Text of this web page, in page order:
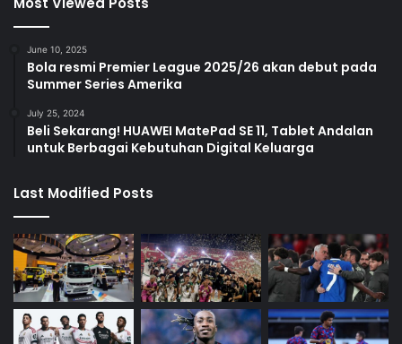
June 10, 2025
Bola resmi Premier League 2025/26 akan debut pada
Summer Series Amerika
July 25, 2024
Beli Sekarang! HUAWEI MatePad SE 11, Tablet Andalan
untuk Berbagai Kebutuhan Digital Keluarga
Last Modified Posts